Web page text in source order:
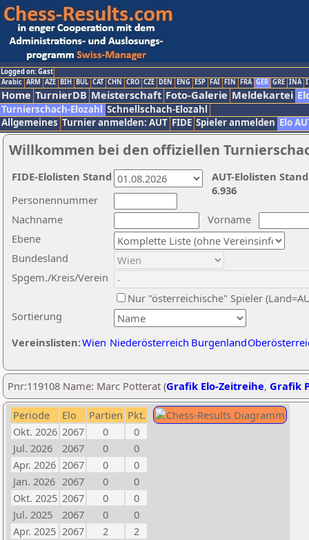
Logged on: Gast
Arabic ARM AZE BIH BUL CAT CHN CRO CZE DEN ENG ESP FAI FIN FRA GER GRE INA
Home TurnierDB Meisterschaft Foto-Galerie Meldekartei
Turnierschach-Elozahl Schnellschach-Elozahl
Allgemeines Turnier anmelden: AUT FIDE Spieler anmelden Elo
Willkommen bei den offiziellen
Nachname
Vorname
Ebene
Sortierung
Personennummer
Bundesland
Spgem./Kreis/Verein
Nur "österreichische" Spieler
Vereinslisten:Wien Niederösterreich Burgenland
AUT-Elolisten
6.936
FIDE-Elolisten Stand
Pnr:119108 Name: Marc Potterat (Grafik Elo-Zeitreihe, Grafik
Periode Elo Partien Pkt.
Okt. 2026 2067 0
0
Jul. 2026
2067 0
0
Apr. 2026 2067 0
0
Jan. 2026 2067 0
0
Okt. 2025 2067 0
0
Jul. 2025
2067 0
0
Apr. 2025 2067 2
2